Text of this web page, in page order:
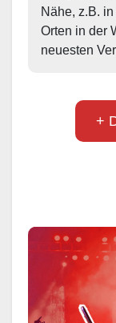
Nähe, z.B.
Orten in der
neuesten
+